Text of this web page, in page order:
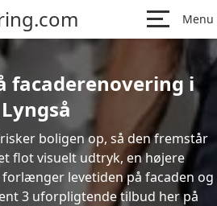
Menu
facaderenovering i
Lyngså
boligen op, så den fremstår
flot visuelt udtryk, en højere
levetiden på facaden og
3 uforpligtende tilbud her på